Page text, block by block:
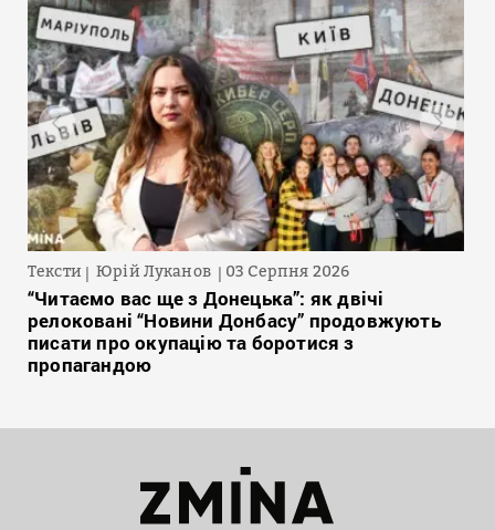
Тексти Юрій Луканов 03 Серпня 2026
“Читаємо вас ще з Донецька”: як двічі
релоковані “Новини Донбасу” продовжують
писати про окупацію та боротися з
пропагандою